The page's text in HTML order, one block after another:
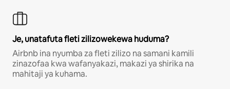
Je, unatafuta fleti zilizowekewa huduma?
Airbnb ina nyumba za fleti zilizo na samani kamili
zinazofaa kwa wafanyakazi, makazi ya shirika na
mahitaji ya kuhama.